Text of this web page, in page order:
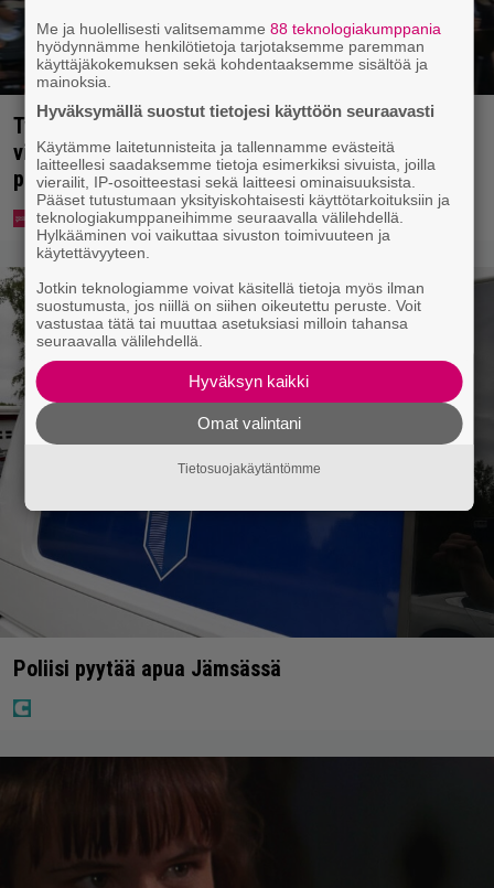
Tv-ohjelman juontaja pudotti Linda Lampeniuksen
viulun – Pete Parkkonen pakeni kauhuissaan
paikalta
Poliisi pyytää apua Jämsässä
Me ja huolellisesti valitsemamme 88 teknologiakumppania
hyödynnämme henkilötietoja tarjotaksemme paremman
käyttäjäkokemuksen sekä kohdentaaksemme sisältöä ja
mainoksia.
Hyväksymällä suostut tietojesi käyttöön seuraavasti
Käytämme laitetunnisteita ja tallennamme evästeitä
laitteellesi saadaksemme tietoja esimerkiksi sivuista, joilla
vierailit, IP-osoitteestasi sekä laitteesi ominaisuuksista.
Pääset tutustumaan yksityiskohtaisesti käyttötarkoituksiin ja
teknologiakumppaneihimme seuraavalla välilehdellä.
Hylkääminen voi vaikuttaa sivuston toimivuuteen ja
käytettävyyteen.
Jotkin teknologiamme voivat käsitellä tietoja myös ilman
suostumusta, jos niillä on siihen oikeutettu peruste. Voit
vastustaa tätä tai muuttaa asetuksiasi milloin tahansa
seuraavalla välilehdellä.
Hyväksyn kaikki
Omat valintani
Tietosuojakäytäntömme